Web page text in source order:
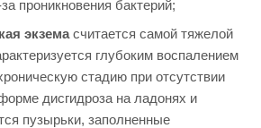
проникновения бактерий;
экземасчитается самой тяжелой
глубоким воспалением
стадию при отсутствии
дисгидроза на ладонях и
пузырьки, заполненные